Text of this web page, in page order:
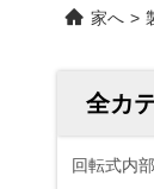
家へ >
全カ
回転式内